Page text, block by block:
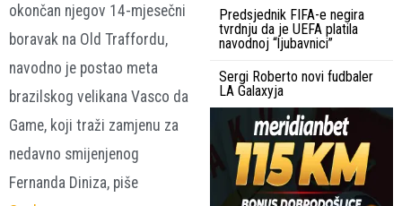
okončan njegov 14-mjesečni
boravak na Old Traffordu,
navodno je postao meta
brazilskog velikana Vasco da
Game, koji traži zamjenu za
nedavno smijenjenog
Fernanda Diniza, piše
Predsjednik FIFA-e negira
tvrdnju da je UEFA platila
navodnoj “ljubavnici”
Sergi Roberto novi fudbaler
LA Galaxyja